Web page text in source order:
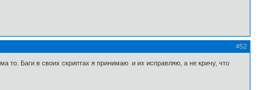
#52
то. Баги в своих скриптах я принимаю и их исправляю, а не кричу, что